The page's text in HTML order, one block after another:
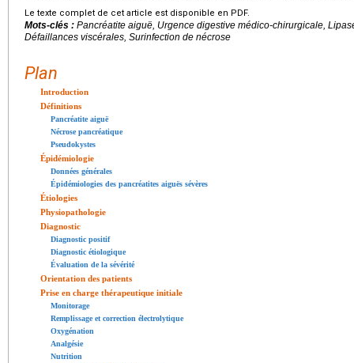
Le texte complet de cet article est disponible en PDF.
Mots-clés : Pancréatite aiguë, Urgence digestive médico-chirurgicale,
Défaillances viscérales, Surinfection de nécrose
Plan
Introduction
Définitions
Pancréatite aiguë
Nécrose pancréatique
Pseudokystes
Épidémiologie
Données générales
Épidémiologies des pancréatites aiguës sévères
Étiologies
Physiopathologie
Diagnostic
Diagnostic positif
Diagnostic étiologique
Évaluation de la sévérité
Orientation des patients
Prise en charge thérapeutique initiale
Monitorage
Remplissage et correction électrolytique
Oxygénation
Analgésie
Nutrition